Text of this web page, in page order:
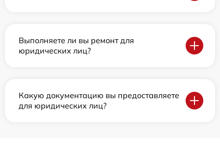
Выполняете ли вы ремонт для
юридических лиц?
Какую документацию вы предоставляете
для юридических лиц?